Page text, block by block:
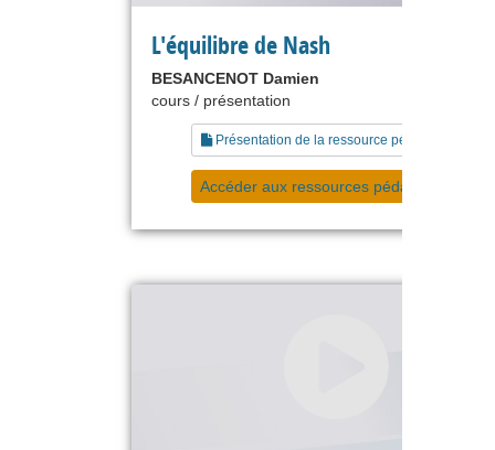
L'équilibre de Nash
BESANCENOT Damien
cours / présentation
Présentation de la ressource pédagogique
Accéder aux ressources pédagogiques